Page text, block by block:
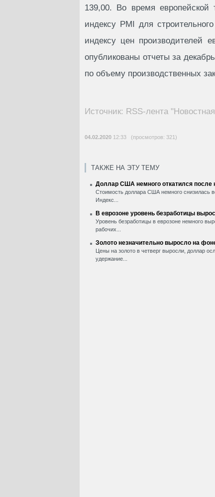
139,00. Во время
индексу PMI для
индексу цен производителей
опубликованы отчеты за
по объему производственных
Источник: RSS-лента
04.02.2020 12:33 (просмотров: 321)
ТАКЖЕ НА ЭТУ ТЕМУ
Доллар США немного откатился после
Стоимость доллара США немного снизилась
Индекс...
В еврозоне уровень безработицы
Уровень безработицы в еврозоне немного
рабочих...
Золото незначительно выросло на
Цены на золото в четверг выросли, доллар
удержание...